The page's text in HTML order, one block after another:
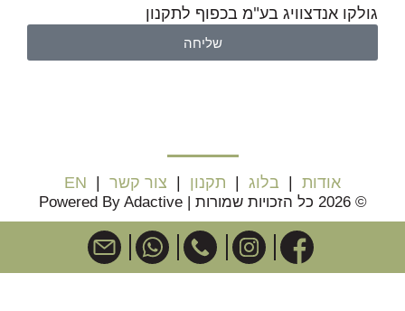
גולקו אנדצוויג בע"מ בכפוף לתקנון
שליחה
אודות | בלוג | תקנון | צור קשר |
EN
© 2026 כל הזכויות שמורות | Powered By Adactive